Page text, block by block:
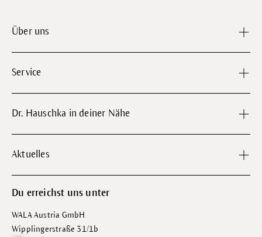
Über uns
Service
Dr. Hauschka in deiner Nähe
Aktuelles
Du erreichst uns unter
WALA Austria GmbH
Wipplingerstraße 31/1b